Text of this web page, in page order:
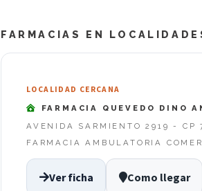
FARMACIAS EN
LOCALIDAD CERCANA
FARMACIA QUEVEDO DINO
AVENIDA SARMIENTO 2919 - CP
FARMACIA AMBULATORIA
Ver ficha Como llegar